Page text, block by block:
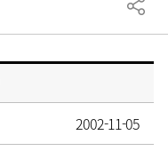
2002-11-05